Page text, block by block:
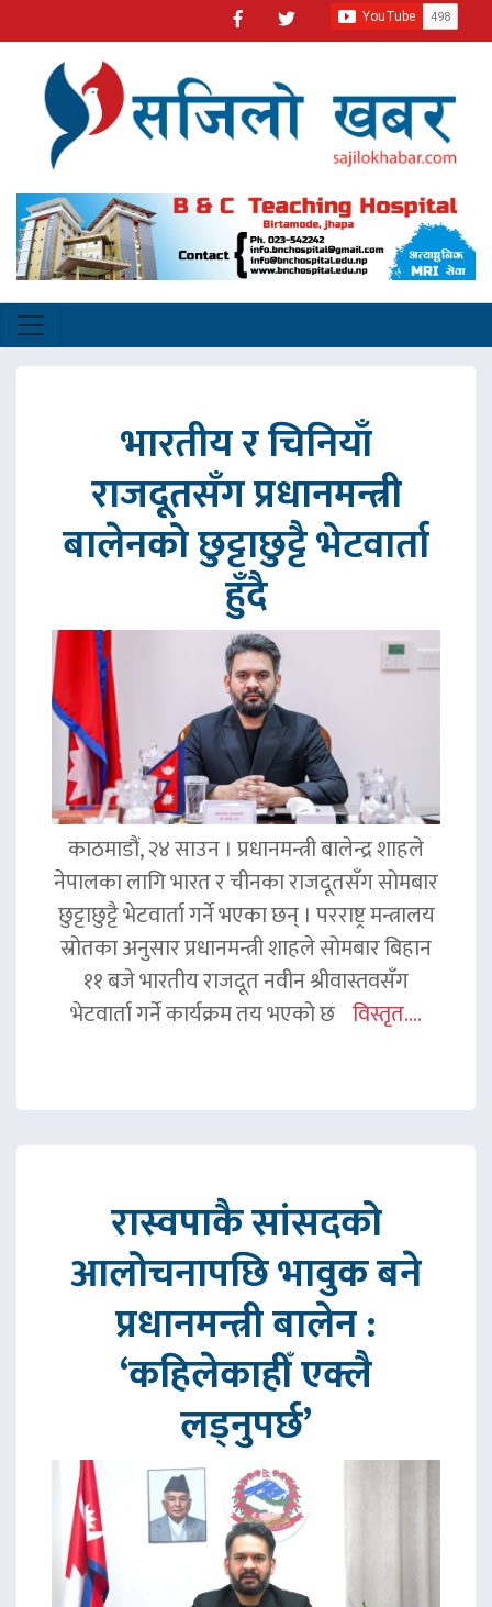
भारतीय र चिनियाँ
राजदूतसँग प्रधानमन्त्री
बालेनको छुट्टाछुट्टै भेटवार्ता
हुँदै
काठमाडौं, २४ साउन । प्रधानमन्त्री बालेन्द्र शाहले
नेपालका लागि भारत र चीनका राजदूतसँग सोमबार
छुट्टाछुट्टै भेटवार्ता गर्ने भएका छन् । परराष्ट्र मन्त्रालय
स्रोतका अनुसार प्रधानमन्त्री शाहले सोमबार बिहान
११ बजे भारतीय राजदूत नवीन श्रीवास्तवसँग
भेटवार्ता गर्ने कार्यक्रम तय भएको छ विस्तृत....
रास्वपाकै सांसदको
आलोचनापछि भावुक बने
प्रधानमन्त्री बालेन :
‘कहिलेकाहीँ एक्लै
लड्नुपर्छ’